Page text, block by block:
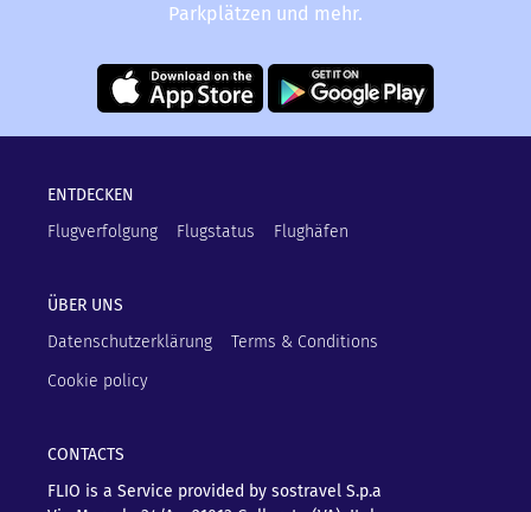
Parkplätzen und mehr.
ENTDECKEN
Flugverfolgung
Flugstatus Flughäfen
ÜBER UNS
Datenschutzerklärung
Terms & Conditions
Cookie policy
CONTACTS
FLIO is a Service provided by sostravel S.p.a